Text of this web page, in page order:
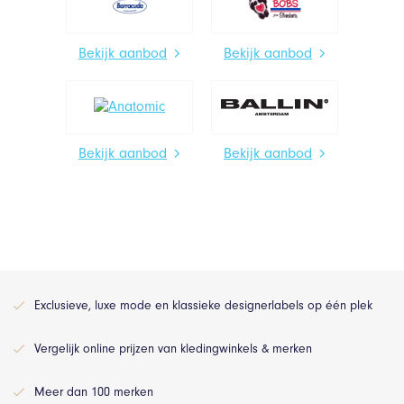
Bekijk aanbod Bekijk aanbod
Bekijk aanbod Bekijk aanbod
Exclusieve, luxe mode en klassieke designerlabels op één plek
Vergelijk online prijzen van kledingwinkels & merken
Meer dan 100 merken